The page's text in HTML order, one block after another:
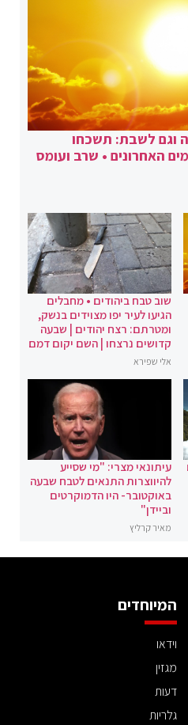
וגם לשבת: תשכחו
האחרונים • שרב ועומס
שוב טבח ביהודים • מחבלים
הגיעו לעיר יפו מצוידים בנשק,
ומטרתם: רצח יהודים | שבעה
קדושים נרצחו | השם יקום דמם
אלי שפירא
עיתונאי מצרי: "מי שסייע
להיווצרות התנאים לטבח שבעה
באוקטובר- היו הדמוקרטים
וביידן"
מאיר קרליץ
המיוחדים
וידאו
מגזין
דעות
גלריות